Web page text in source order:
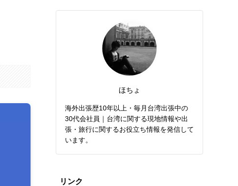
ほちょ
海外出張歴10年以上・毎月台湾出張中の
30代会社員｜台湾に関する現地情報や出
張・旅行に関するお役立ち情報を発信して
います。
リンク